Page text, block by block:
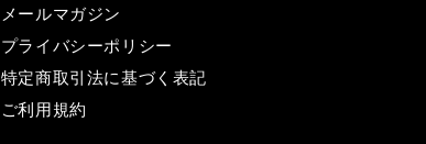
メールマガジン
プライバシーポリシー
特定商取引法に基づく表記
ご利用規約